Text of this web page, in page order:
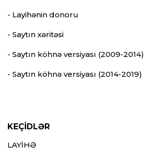
- Layihənin donoru
- Saytın xəritəsi
- Saytın köhnə versiyası (2009-2014)
- Saytın köhnə versiyası (2014-2019)
KEÇİDLƏR
LAYİHƏ